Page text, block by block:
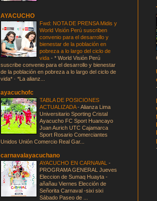
AYACUCHO
Fwd: NOTA DE PRENSA Midis y
World Visión Perú suscriben
convenio para el desarrollo y
bienestar de la población en
pobreza a lo largo del ciclo de
vida - * World Visión Perú
suscribe convenio para el desarrollo y bienestar
de la población en pobreza a lo largo del ciclo de
vida* · *La alianz...
ayacuchofc
TABLA DE POSICIONES
ACTUALIZADA-Alianza Lima
Universitario Sporting Cristal
Ayacucho FC Sport Huancayo
Juan Aurich UTC Cajamarca
Sport Rosario Comerciantes
Unidos Unión Comercio Real Gar...
carnavalayacuchano
AYACUCHO EN CARNAVAL -
PROGRAMA GENERAL Jueves
Eleccion de Sumaq Huayta -
añañau Viernes Elección de
Señorita Carnaval -sixi sixi
Sábado Paseo de ...